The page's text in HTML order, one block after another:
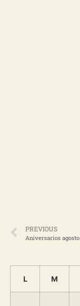
PREVIOUS
Aniversarios agosto
L M